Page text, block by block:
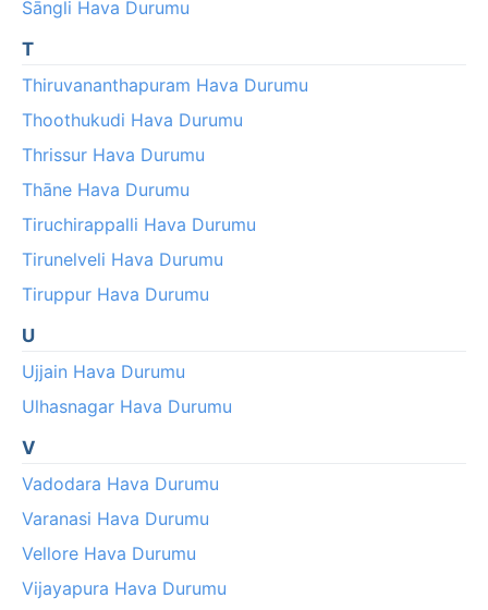
Sāngli Hava Durumu
T
Thiruvananthapuram Hava Durumu
Thoothukudi Hava Durumu
Thrissur Hava Durumu
Thāne Hava Durumu
Tiruchirappalli Hava Durumu
Tirunelveli Hava Durumu
Tiruppur Hava Durumu
U
Ujjain Hava Durumu
Ulhasnagar Hava Durumu
V
Vadodara Hava Durumu
Varanasi Hava Durumu
Vellore Hava Durumu
Vijayapura Hava Durumu